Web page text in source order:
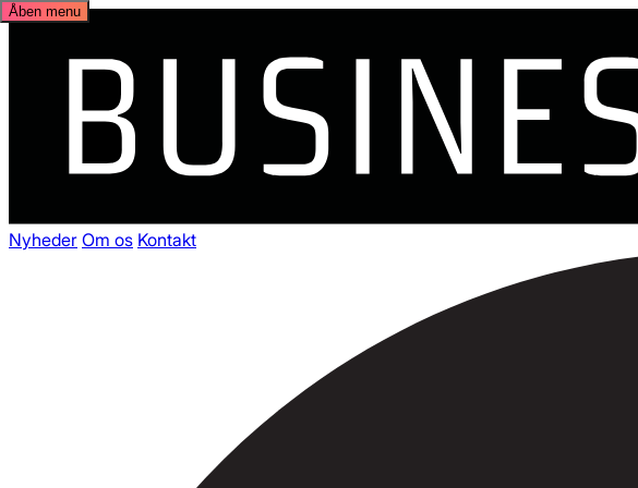
Nyheder Om os Kontakt
Åben menu